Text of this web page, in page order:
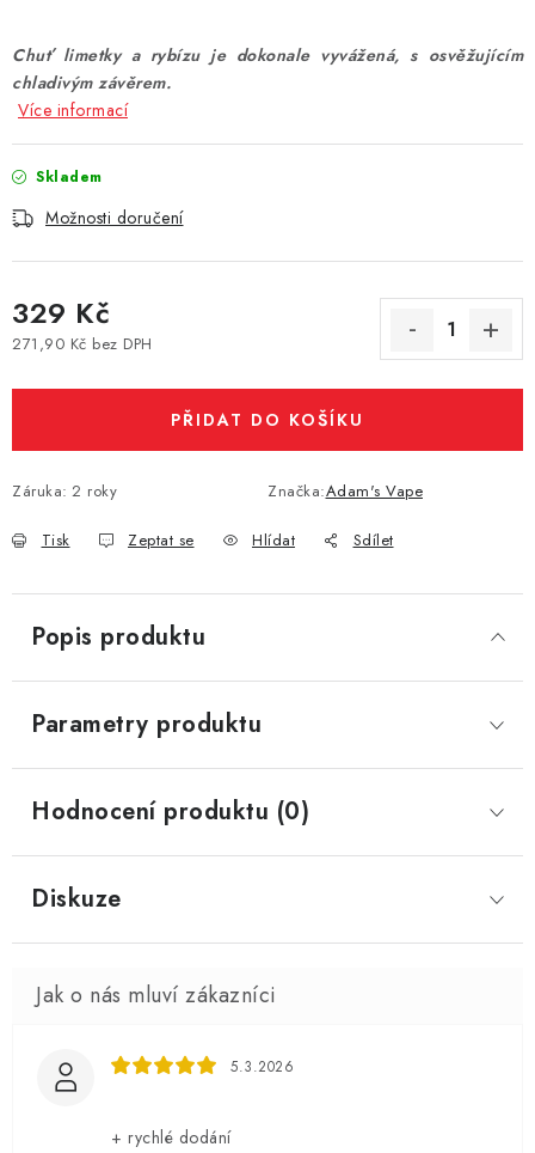
PŘÍSLUŠENSTVÍ
Vše o nákupu Jak reklamovat či vrátit zboží
Kontakty
Prodejny Volná místa
Chuť limetky a rybízu je dokonale vyvážená, s osvěžujícím
chladivým závěrem.
Více informací
Skladem
Možnosti doručení
329 Kč
271,90 Kč bez DPH
PŘIDAT DO KOŠÍKU
Záruka: 2 roky Značka:Adam's Vape
Tisk Zeptat se Hlídat Sdílet
Popis produktu
Parametry produktu
Hodnocení produktu (0)
Diskuze
5.3.2026
+ rychlé dodání